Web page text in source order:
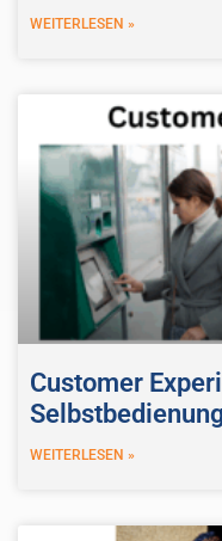
WEITERLESEN »
Customer
WEITERLESEN »